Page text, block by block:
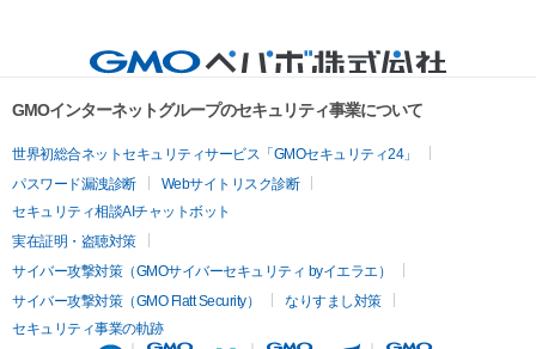
GMOインターネットグループのセキュリティ事業について
世界初総合ネットセキュリティサービス「GMOセキュリティ24」
パスワード漏洩診断
Webサイトリスク診断
セキュリティ相談AIチャットボット
実在証明・盗聴対策
サイバー攻撃対策（GMOサイバーセキュリティ byイエラエ）
サイバー攻撃対策（GMO Flatt Security）
なりすまし対策
セキュリティ事業の軌跡